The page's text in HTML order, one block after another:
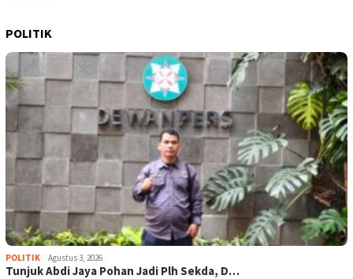
POLITIK
POLITIK Agustus 3, 2026
Tunjuk Abdi Jaya Pohan Jadi Plh Sekda, D…